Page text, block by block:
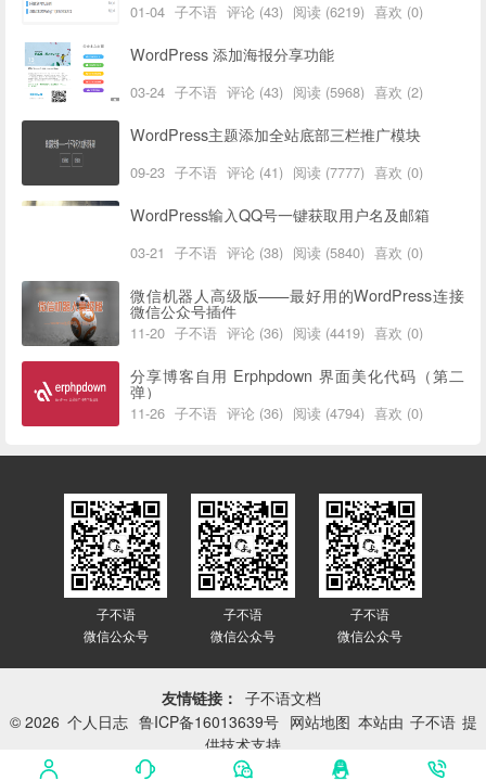
01-04 子不语 评论 (43) 阅读 (6219) 喜欢 (0)
WordPress 添加海报分享功能
03-24 子不语 评论 (43) 阅读 (5968) 喜欢 (2)
WordPress主题添加全站底部三栏推广模块
09-23 子不语 评论 (41) 阅读 (7777) 喜欢 (0)
WordPress输入QQ号一键获取用户名及邮箱
03-21 子不语 评论 (38) 阅读 (5840) 喜欢 (0)
微信机器人高级版——最好用的WordPress连接
微信公众号插件
11-20 子不语 评论 (36) 阅读 (4419) 喜欢 (0)
分享博客自用 Erphpdown 界面美化代码（第二
弹）
11-26 子不语 评论 (36) 阅读 (4794) 喜欢 (0)
子不语
微信公众号
子不语
微信公众号
子不语
微信公众号
友情链接： 子不语文档
© 2026 个人日志 鲁ICP备16013639号 网站地图 本站由 子不语 提
供技术支持
网站已平稳运行：
3417天 2小时 14分 25秒